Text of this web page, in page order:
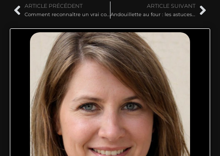
ARTICLE PRÉCÉDENT ARTICLE SUIVANT
Andouillette au four : les astuces pour une cuisson tendre et savoureuse